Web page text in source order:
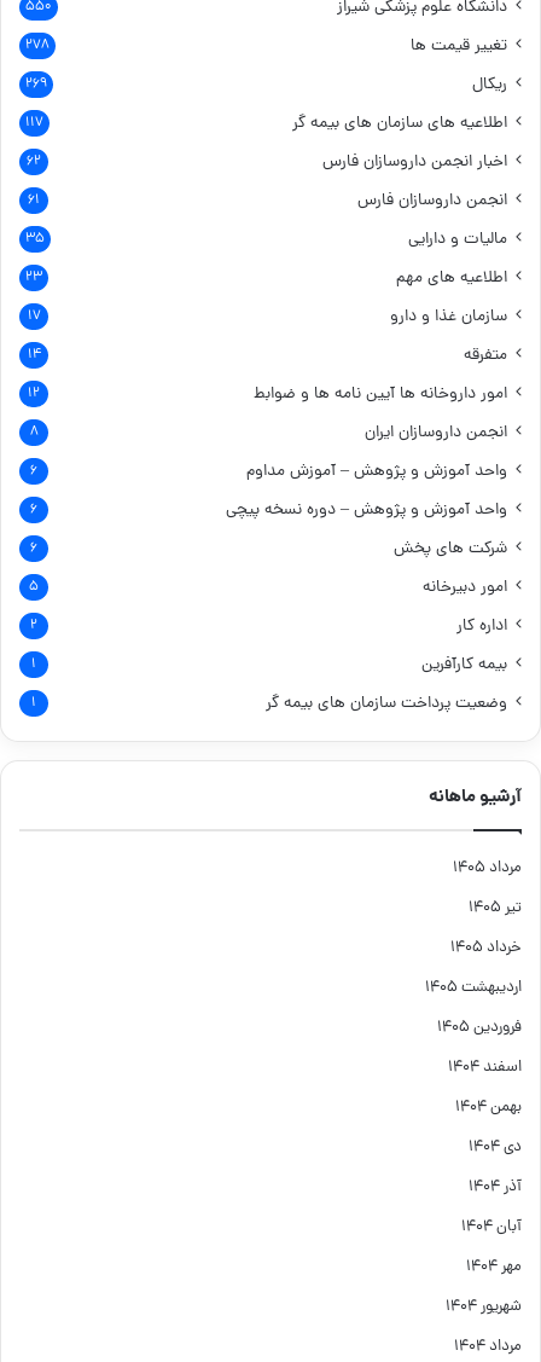
دانشگاه علوم پزشکی شیراز ۵۵۰
تغییر قیمت ها ۲۷۸
ریکال ۲۶۹
اطلاعیه های سازمان های بیمه گر ۱۱۷
اخبار انجمن داروسازان فارس ۶۲
انجمن داروسازان فارس ۶۱
مالیات و دارایی ۳۵
اطلاعیه های مهم ۲۳
سازمان غذا و دارو ۱۷
متفرقه ۱۴
امور داروخانه ها آیین نامه ها و ضوابط ۱۲
انجمن داروسازان ایران ۸
واحد آموزش و پژوهش – آموزش مداوم ۶
واحد آموزش و پژوهش – دوره نسخه پیچی ۶
شرکت های پخش ۶
امور دبیرخانه ۵
اداره کار ۲
بیمه کارآفرین ۱
وضعیت پرداخت سازمان های بیمه گر ۱
آرشیو ماهانه
مرداد ۱۴۰۵
تیر ۱۴۰۵
خرداد ۱۴۰۵
اردیبهشت ۱۴۰۵
فروردین ۱۴۰۵
اسفند ۱۴۰۴
بهمن ۱۴۰۴
دی ۱۴۰۴
آذر ۱۴۰۴
آبان ۱۴۰۴
مهر ۱۴۰۴
شهریور ۱۴۰۴
مرداد ۱۴۰۴